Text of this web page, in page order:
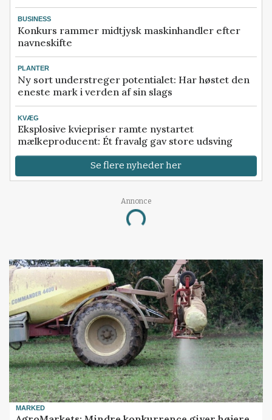
BUSINESS
Konkurs rammer midtjysk maskinhandler efter
navneskifte
PLANTER
Ny sort understreger potentialet: Har høstet den
eneste mark i verden af sin slags
KVÆG
Eksplosive kviepriser ramte nystartet
mælkeproducent: Ét fravalg gav store udsving
Se flere nyheder her
Annonce
Loading...
MARKED